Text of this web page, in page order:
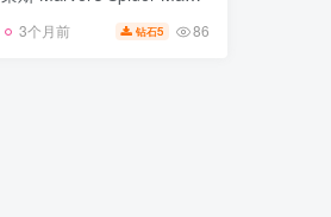
正版 集成全DLC 官方中文
3个月前 钻石5 86
12 漫威蜘蛛侠 迈尔斯 莫拉